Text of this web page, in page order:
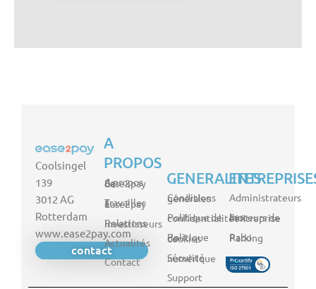
Coolsingel
139
3012 AG
Rotterdam
www.ease2pay.com
contact
A
PROPOS
A propos de Ease2pay
Travailler à Ease2pay
Relations investisseurs
Actualités
Contact
GENERALITES
Conditions générales
Politique de confidentialité
Politique de cookies
Sécurité numérique
Support
Administrateurs
Les moteurs de l'entreprise
Rabo Parking